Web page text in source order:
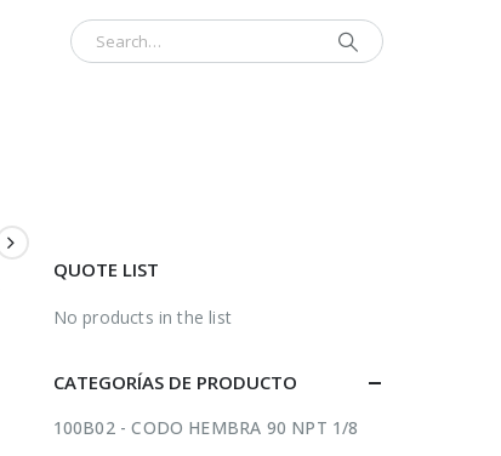
QUOTE LIST
No products in the list
CATEGORÍAS DE PRODUCTO
100B02 - CODO HEMBRA 90 NPT 1/8